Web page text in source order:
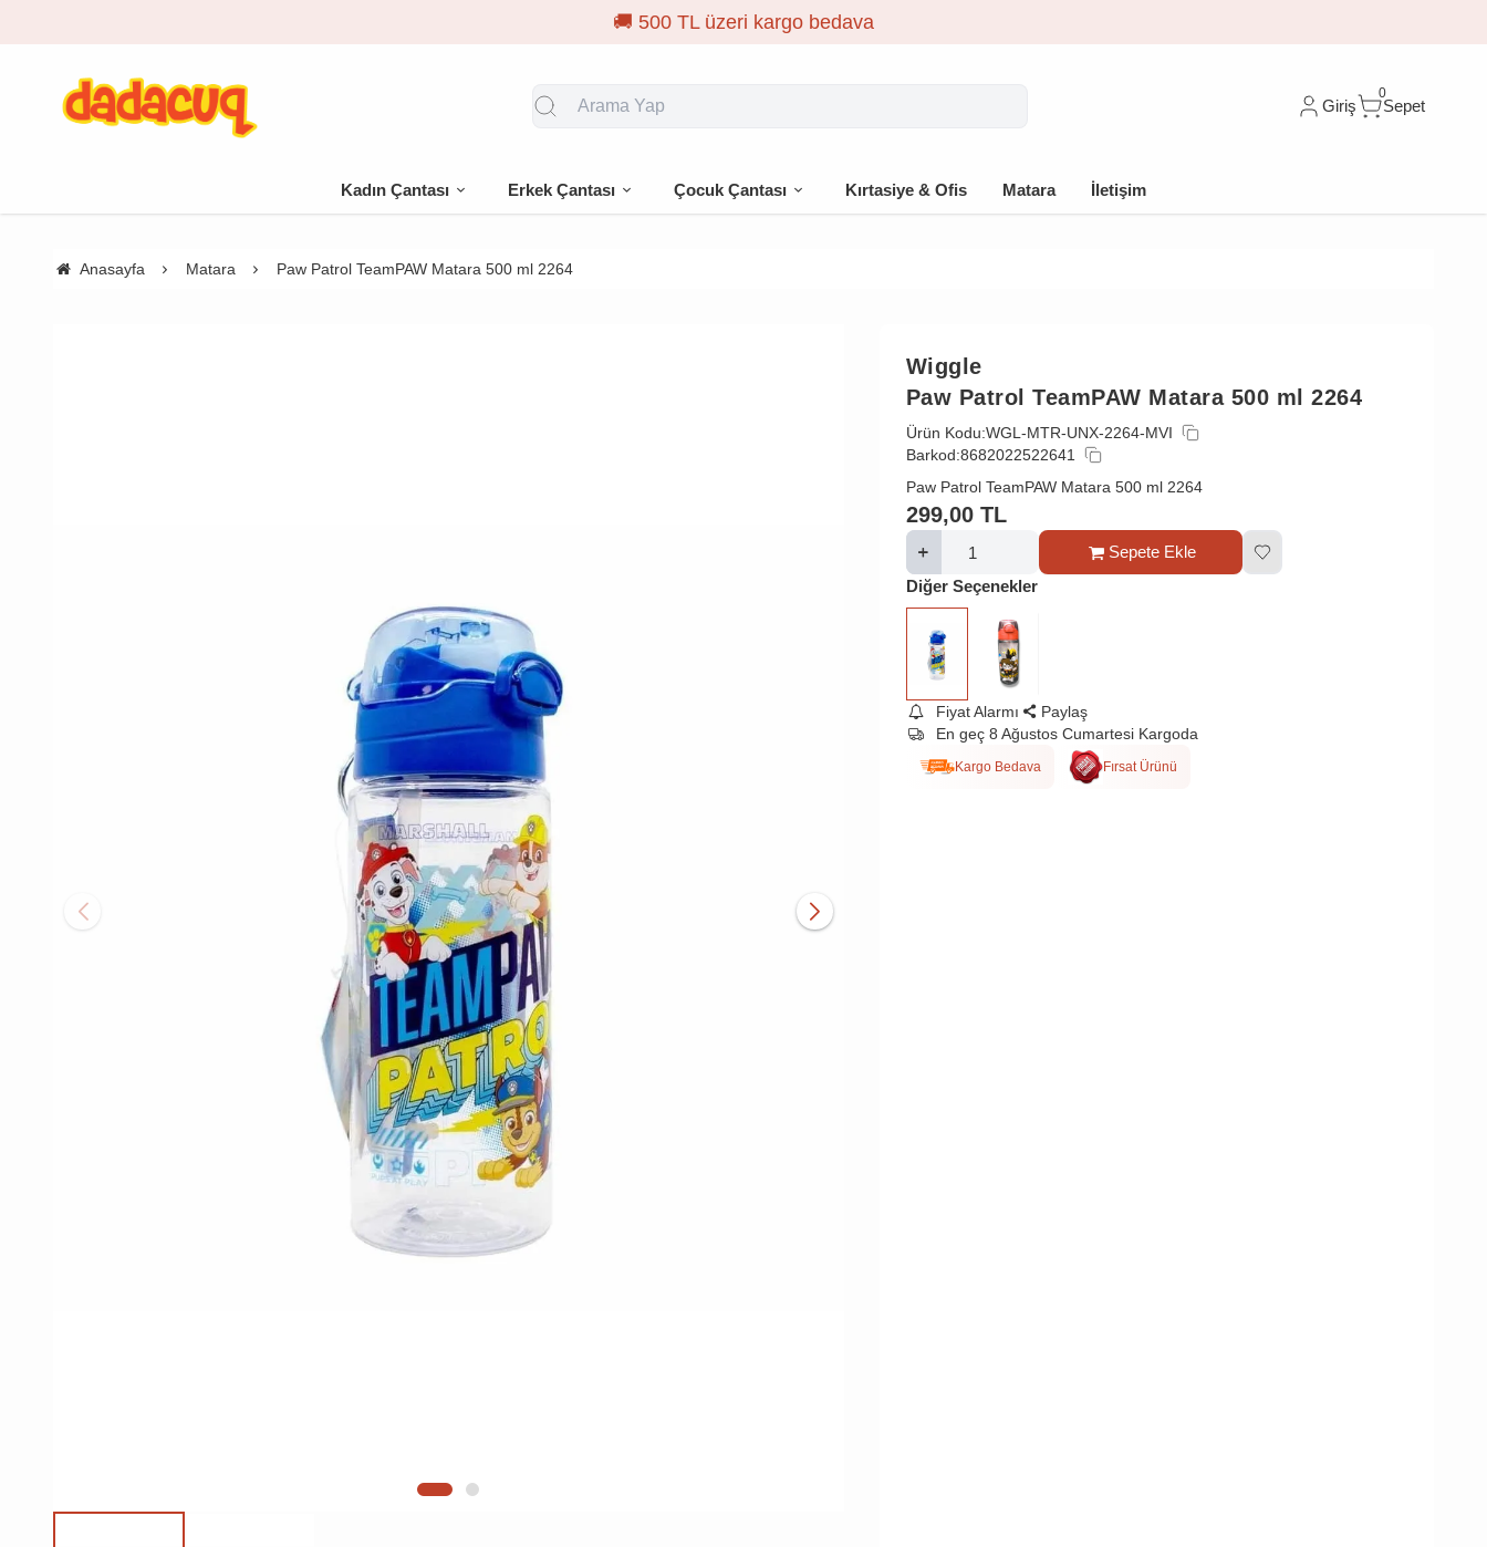
Giriş
0
Sepet
Kadın Çantası Erkek Çantası Çocuk Çantası Kırtasiye & Ofis Matara İletişim
Anasayfa Matara Paw Patrol TeamPAW Matara 500 ml 2264
Wiggle
Paw Patrol TeamPAW Matara 500 ml 2264
Ürün Kodu:WGL-MTR-UNX-2264-MVI
Barkod:8682022522641
Paw Patrol TeamPAW Matara 500 ml 2264
299,00 TL
Sepete Ekle
Diğer Seçenekler
Fiyat Alarmı
Paylaş
En geç 8 Ağustos Cumartesi Kargoda
Kargo Bedava Fırsat Ürünü